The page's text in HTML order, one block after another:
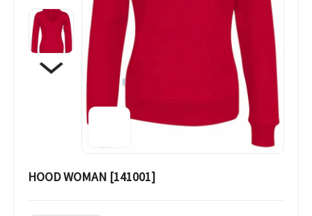
HOOD WOMAN [141001]